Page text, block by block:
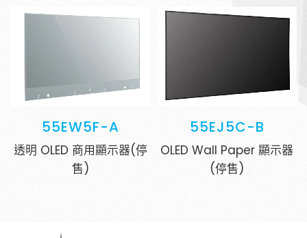
55EW5F-A
透明 OLED 商用顯示器(停
售)
55EJ5C-B
OLED Wall Paper 顯示器
(停售)